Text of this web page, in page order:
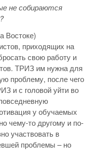
не собираются
Востоке)
приходящих на
свою работу и
ТРИЗ им нужна для
проблему, после чего
и с головой уйти во
у обучаемых
чему-то другому и по-
участвовать в
проблемы – но